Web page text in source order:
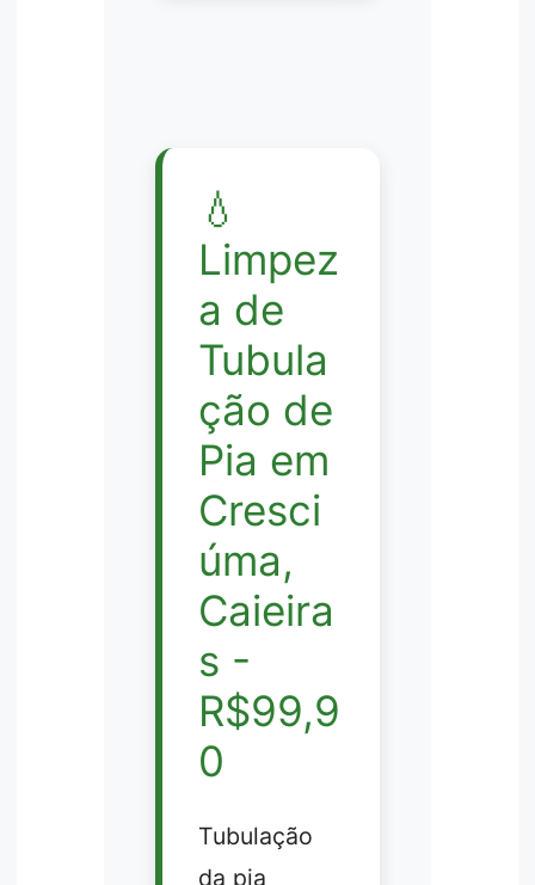
💧
Limpez
a de
Tubula
ção de
Pia em
Cresci
úma,
Caieira
s -
R$99,9
0
Tubulação
da pia